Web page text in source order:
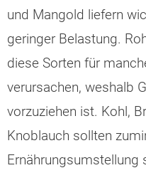
und Mangold liefern
geringer Belastung.
diese Sorten für
verursachen, weshalb
vorzuziehen ist. Kohl,
Knoblauch sollten
Ernährungsumstellung